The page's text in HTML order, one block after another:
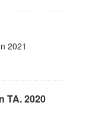
2021
TA. 2020